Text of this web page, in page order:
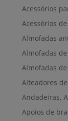
Acessórios
Acessórios
Almofadas
Almofadas
Almofadas
Alteadores
Andadeiras,
Apoios de